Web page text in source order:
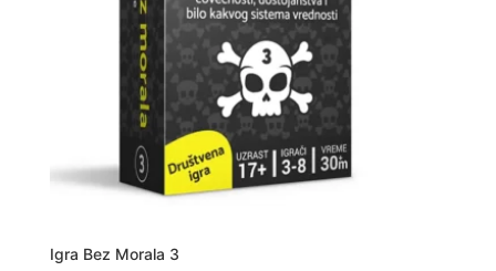
Igra Bez Morala 3